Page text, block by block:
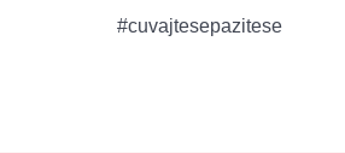
#cuvajtesepazitese